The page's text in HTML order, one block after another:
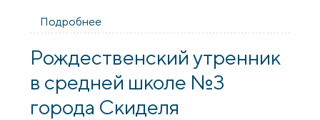
Подробнее
провел беседу с учащимися школы №1
города Скидель
Рождественский утренник
в средней школе №3
города Скиделя